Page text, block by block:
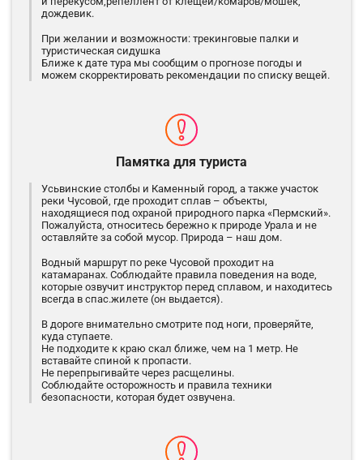
дождевик.
При желании и возможности: трекинговые палки и
туристическая сидушка
Ближе к дате тура мы сообщим о прогнозе погоды и
можем скорректировать рекомендации по списку вещей.
Памятка для туриста
Усьвинские столбы и Каменный город, а также участок
реки Чусовой, где проходит сплав – объекты,
находящиеся под охраной природного парка «Пермский».
Пожалуйста, относитесь бережно к природе Урала и не
оставляйте за собой мусор. Природа – наш дом.
Водный маршрут по реке Чусовой проходит на
катамаранах. Соблюдайте правила поведения на воде,
которые озвучит инструктор перед сплавом, и находитесь
всегда в спас.жилете (он выдается).
В дороге внимательно смотрите под ноги, проверяйте,
куда ступаете.
Не подходите к краю скал ближе, чем на 1 метр. Не
вставайте спиной к пропасти.
Не перепрыгивайте через расщелины.
Соблюдайте осторожность и правила техники
безопасности, которая будет озвучена.